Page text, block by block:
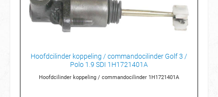
Hoofdcilinder koppeling / commandocilinder Golf 3 /
Polo 1.9 SDI 1H1721401A
Hoofdcilinder koppeling / commandocilinder 1H1721401A